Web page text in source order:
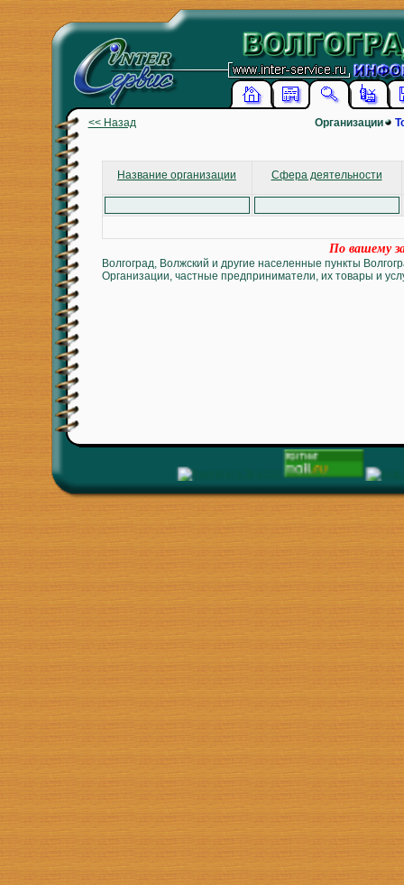
<< Назад Организации
Название организации Сфера деятельности
По вашему
Волгоград, Волжский и другие населенные пункты
Организации, частные предприниматели, их товары и